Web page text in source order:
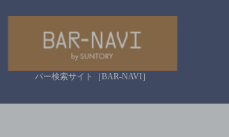
バー検索サイト［BAR-NAVI］